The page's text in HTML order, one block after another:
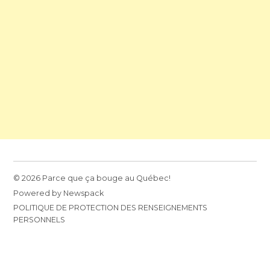
© 2026 Parce que ça bouge au Québec!
Powered by Newspack
POLITIQUE DE PROTECTION DES RENSEIGNEMENTS
PERSONNELS